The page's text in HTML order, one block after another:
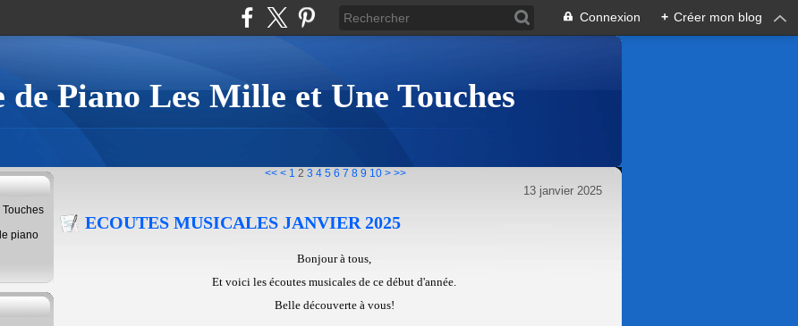
Connexion + Créer mon blog
de Piano Les Mille et Une Touches
piano
<< < 1 2 3 4 5 6 7 8 9 10 20
> >>
13 janvier 2025
ECOUTES MUSICALES JANVIER 2025
Bonjour à tous,
Et voici les écoutes musicales de ce début d'année.
Belle découverte à vous!